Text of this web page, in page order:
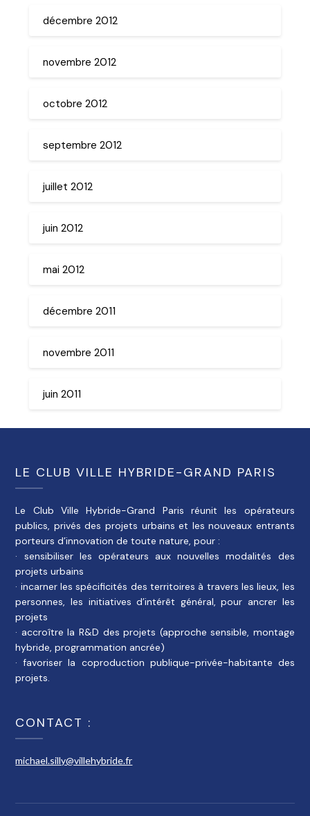
décembre 2012
novembre 2012
octobre 2012
septembre 2012
juillet 2012
juin 2012
mai 2012
décembre 2011
novembre 2011
juin 2011
LE CLUB VILLE HYBRIDE-GRAND PARIS
Le Club Ville Hybride-Grand Paris réunit les opérateurs
publics, privés des projets urbains et les nouveaux entrants
porteurs d’innovation de toute nature, pour :
· sensibiliser les opérateurs aux nouvelles modalités des
projets urbains
· incarner les spécificités des territoires à travers les lieux, les
personnes, les initiatives d’intérêt général, pour ancrer les
projets
· accroître la R&D des projets (approche sensible, montage
hybride, programmation ancrée)
· favoriser la coproduction publique-privée-habitante des
projets.
CONTACT :
michael.silly@villehybride.fr